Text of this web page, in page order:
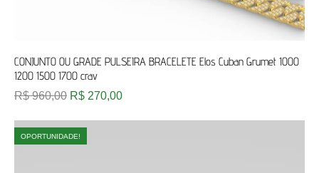
CONJUNTO OU GRADE PULSEIRA BRACELETE Elos Cuban Grumet 1000
1200 1500 1700 crav
R$960,00 R$ 270,00
OPORTUNIDADE!